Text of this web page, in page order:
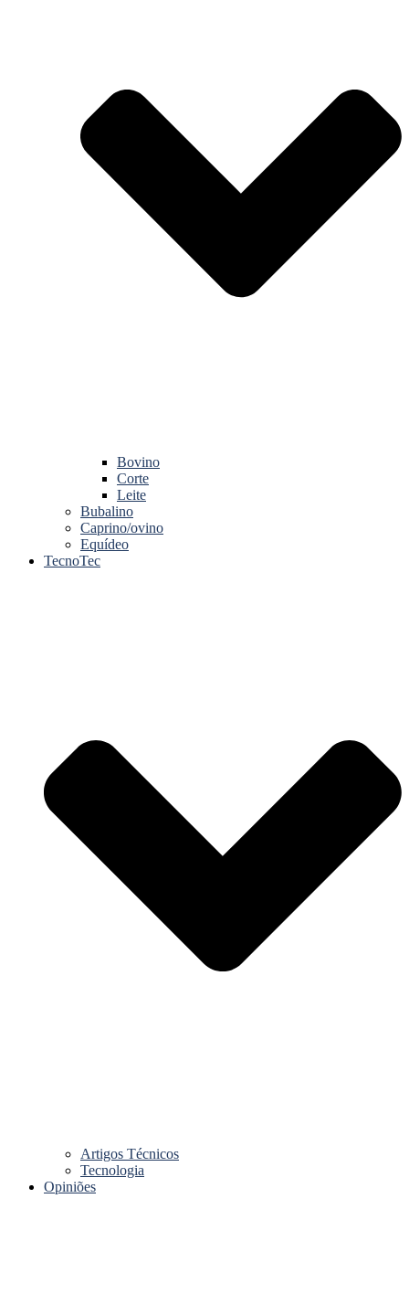
Bovino
Corte
Leite
Bubalino
Caprino/ovino
Equídeo
TecnoTec
Artigos Técnicos
Tecnologia
Opiniões